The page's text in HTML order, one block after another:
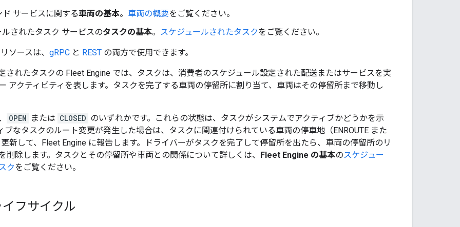
ド サービスに関する車両の基本。 車両の概要をご覧ください。
ルされたタスク サービスのタスクの基本。 スケジュールされたタスクをご覧ください。
リソースは、 gRPC と REST の両方で使用できます。
されたタスクの Fleet Engine では、タスクは、消費者のスケジュール設定された配送またはサービスを実
アクティビティを表します。タスクを完了する車両の停留所に割り当て、車両はその停留所まで移動し
OPEN または CLOSED のいずれかです。これらの状態は、タスクがシステムでアクティブかどうかを示
ブなタスクのルート変更が発生した場合は、タスクに関連付けられている車両の停車地（ENROUTE また
更新して、Fleet Engine に報告します。ドライバーがタスクを完了して停留所を出たら、車両の停留所のリ
削除します。タスクとその停留所や車両との関係について詳しくは、 Fleet Engine の基本のスケジュー
クをご覧ください。
イフサイクル